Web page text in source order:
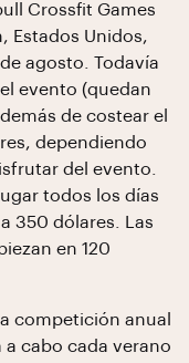
Crossfit Games
Estados Unidos,
agosto. Todavía
evento (quedan
de costear el
dependiendo
del evento.
todos los días
350 dólares. Las
en 120
competición anual
a cabo cada verano